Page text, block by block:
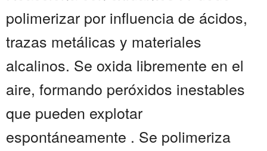
polimerizar por influencia de ácidos,
trazas metálicas y materiales
alcalinos. Se oxida libremente en el
aire, formando peróxidos inestables
que pueden explotar
espontáneamente . Se polimeriza